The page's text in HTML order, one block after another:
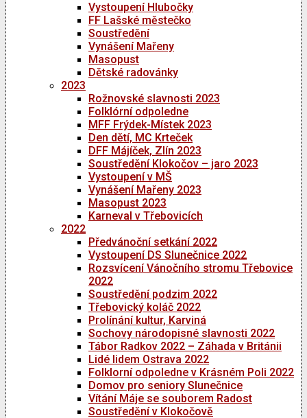
Vystoupení Hlubočky
FF Lašské městečko
Soustředění
Vynášení Mařeny
Masopust
Dětské radovánky
2023
Rožnovské slavnosti 2023
Folklórní odpoledne
MFF Frýdek-Místek 2023
Den dětí, MC Krteček
DFF Májíček, Zlín 2023
Soustředění Klokočov – jaro 2023
Vystoupení v MŠ
Vynášení Mařeny 2023
Masopust 2023
Karneval v Třebovicích
2022
Předvánoční setkání 2022
Vystoupení DS Slunečnice 2022
Rozsvícení Vánočního stromu Třebovice
2022
Soustředění podzim 2022
Třebovický koláč 2022
Prolínání kultur, Karviná
Sochovy národopisné slavnosti 2022
Tábor Radkov 2022 – Záhada v Británii
Lidé lidem Ostrava 2022
Folklorní odpoledne v Krásném Poli 2022
Domov pro seniory Slunečnice
Vítání Máje se souborem Radost
Soustředění v Klokočově